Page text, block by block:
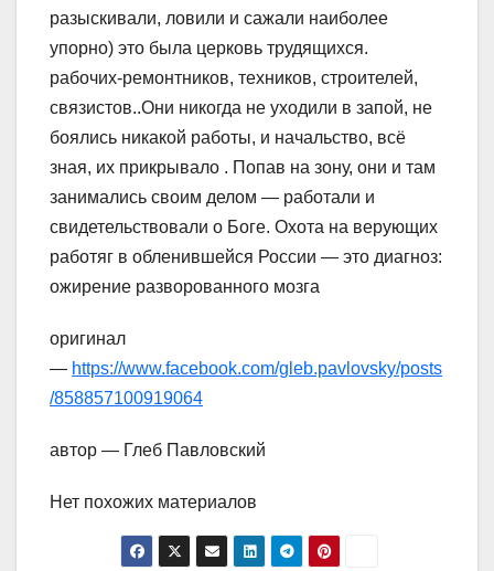
разыскивали, ловили и сажали наиболее
упорно) это была церковь трудящихся.
рабочих-ремонтников, техников, строителей,
связистов..Они никогда не уходили в запой, не
боялись никакой работы, и начальство, всё
зная, их прикрывало . Попав на зону, они и там
занимались своим делом — работали и
свидетельствовали о Боге. Охота на верующих
работяг в обленившейся России — это диагноз:
ожирение разворованного мозга
оригинал
— https://www.facebook.com/gleb.pavlovsky/posts
/858857100919064
автор — Глеб Павловский
Нет похожих материалов